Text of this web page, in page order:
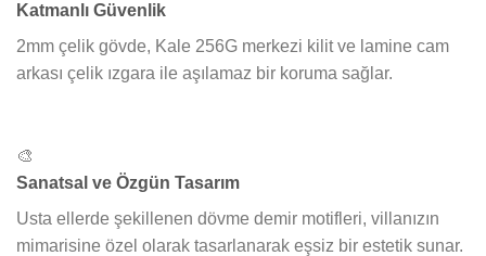
Katmanlı Güvenlik
2mm çelik gövde, Kale 256G merkezi kilit ve lamine cam
arkası çelik ızgara ile aşılamaz bir koruma sağlar.
🎨
Sanatsal ve Özgün Tasarım
Usta ellerde şekillenen dövme demir motifleri, villanızın
mimarisine özel olarak tasarlanarak eşsiz bir estetik sunar.